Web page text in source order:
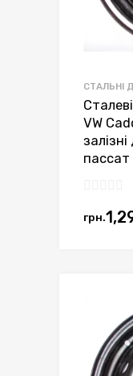
СТАЛЬНІ
VW
пассат
грн.